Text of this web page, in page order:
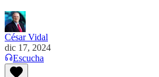
César Vidal
dic 17, 2024
Escucha